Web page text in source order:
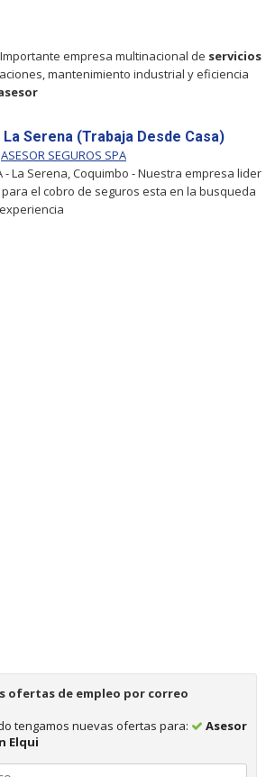
empresa multinacional de servicios
mantenimiento industrial y eficiencia
Serena (Trabaja Desde Casa)
ASESOR SEGUROS SPA
- La Serena, Coquimbo - Nuestra empresa lider
el cobro de seguros esta en la busqueda
ofertas de empleo por correo
tengamos nuevas ofertas para:
Asesor
Elqui